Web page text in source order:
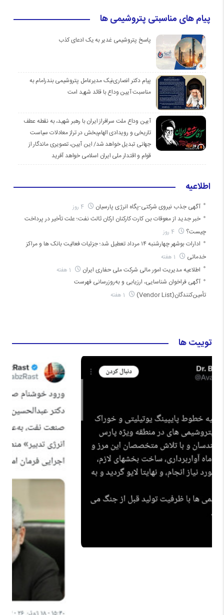
پیام های مناسبتی پتروشیمی ها
پاسخ پتروشیمی غدیر به یک ادعای کذب
پیام دکتر انصاری‌نیک مدیرعامل پتروشیمی بندرامام به
مناسبت آیین وداع با قائد شهید امت
آیین وداع ملت سرافراز ایران با رهبر شهید، به نقطه عطف
تاریخی و رویدادی الهام‌بخش در تراز معادلات سیاست
جهانی تبدیل خواهد شد/ این آیین، تصویری ماندگار از
قوام و اقتدار ملی ایران اسلامی خواهد آفرید
اطلاعیه
آگهی جذب نیروی شرکتی-پگاه انرژی پارسیان
خبر جدید از معوقات بن کارت کارکنان ارکان ثالث نفت؛ علت تأخیر در پرداخت
چیست؟
ادارات بوشهر چهارشنبه ۱۴ مرداد تعطیل شد؛ جزئیات فعالیت بانک ها و مراکز
خدماتی
اطلاعیه مدیریت امور مالی شرکت ملی حفاری ایران
آگهی فراخوان شناسایی، ارزیابی و به‌روزرسانی فهرست
تأمین‌کنندگان(Vendor List)
توییت ها
بابک آوند: عضو کارگروه نفت دولت پزشکیان